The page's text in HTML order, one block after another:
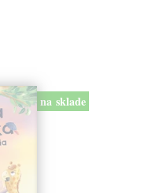
na sklade